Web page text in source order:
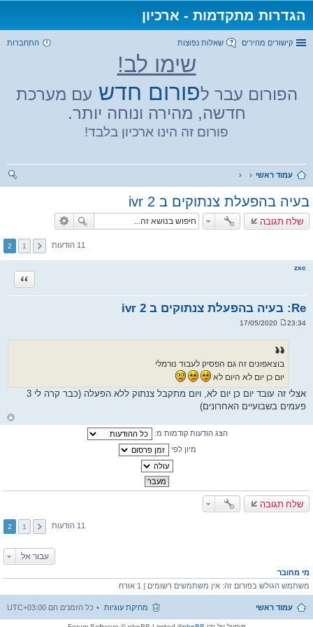
הגדרות מתקדמות - ארכיון
קישורים מהירים שאלות נפוצות התחברות
שימו לב!
הפורום עבר לפורום חדש עם מערכת
חדשה, מהירה ונוחה יותר.
פורום זה הינו ארכיון בלבד!
עמוד ראשי
בעיה בהפעלת צנתוקים ב ivr 2
שלח תגובה
11 הודעות 1
2
zxc
Re: בעיה בהפעלת צנתוקים ב ivr 2
ציטוט
י
ח
ה
23:34 17/05/2020
בוצאפונים זה גם הפסיק לעבוד נורמלי
יום כן יום לא היום לא
אצלי זה עובד יום כן יום לא, ויום מתקבל צנתוק ללא הפעלה (כבר קרה לי 3
פעמים בשבועיים האחרונים)
הצג הודעות קודמות מ:
מיון לפי
שלח תגובה
11 הודעות 1
2
עבור אל
מי מחובר
משתמש הגולש בפורום זה: אין משתמשים רשומים | 1 אורח
עמוד ראשי כל הזמנים הם UTC+03:00 מחיקת עוגיות